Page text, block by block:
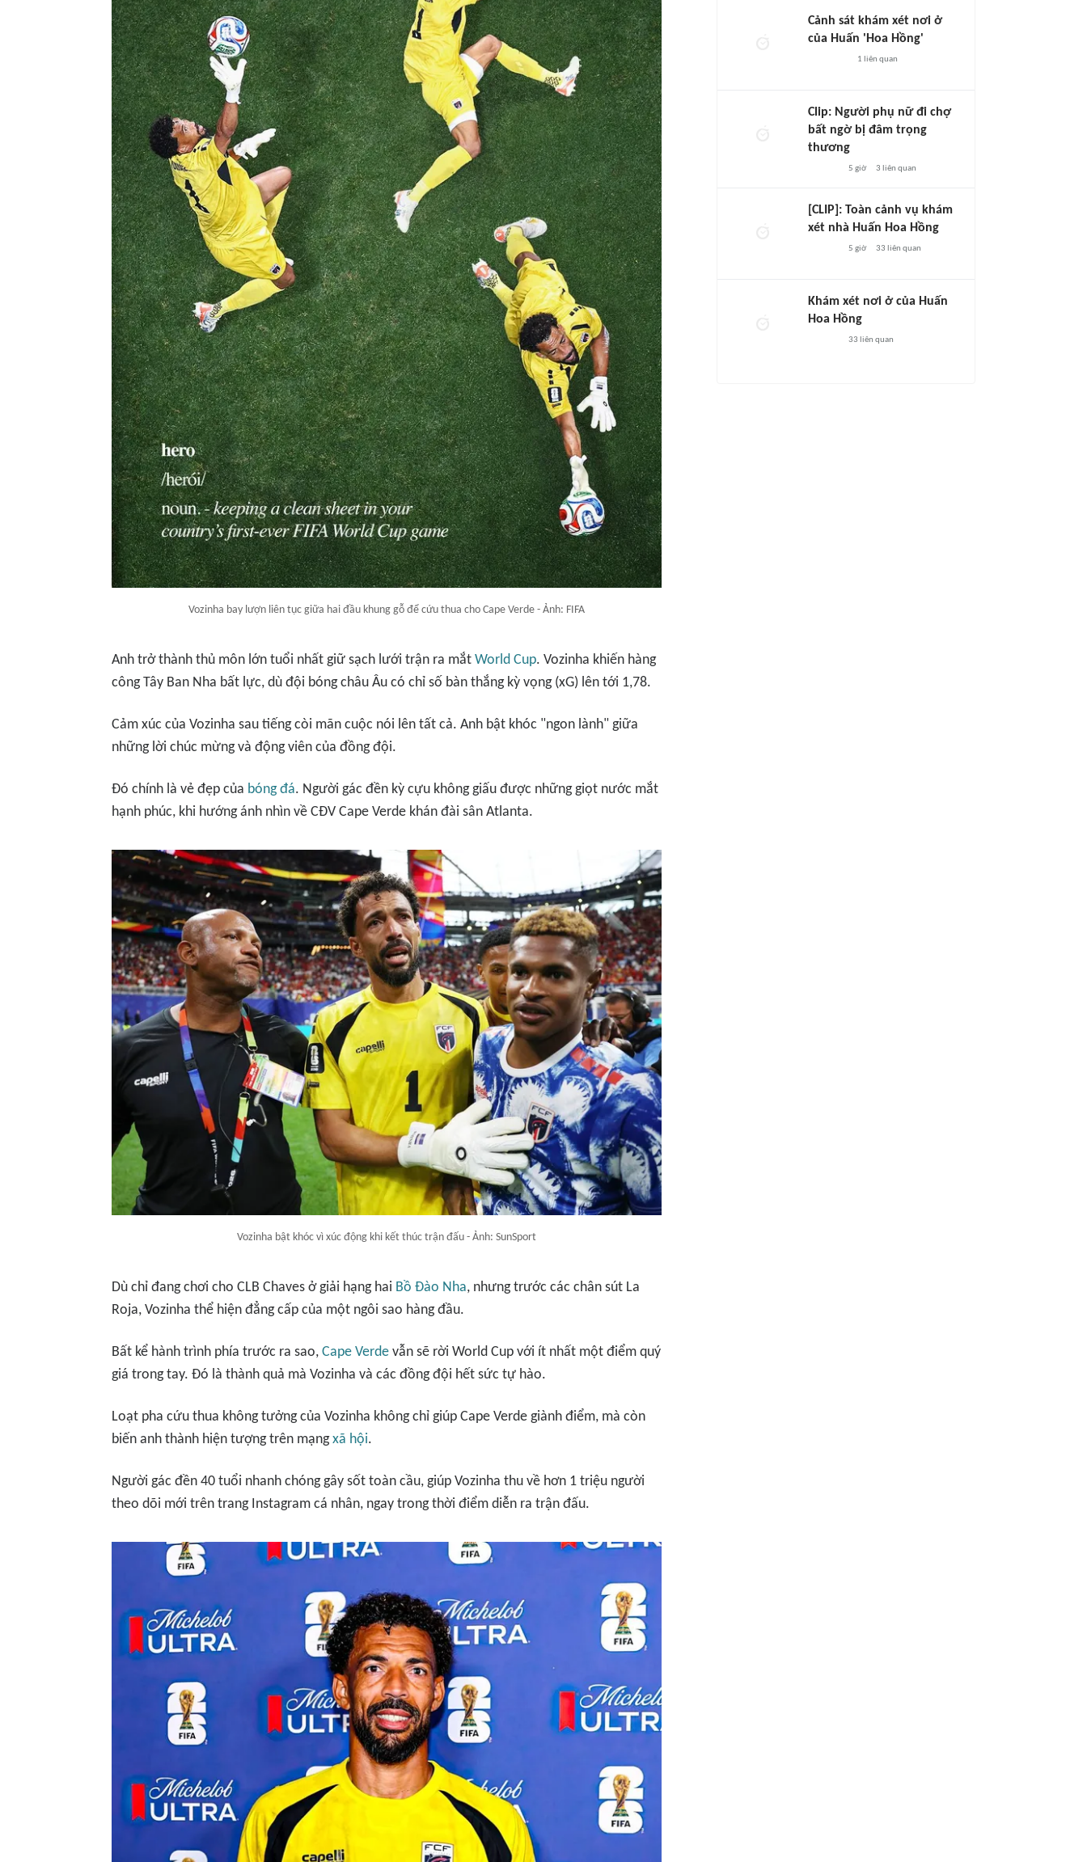
Vozinha bay lượn liên tục giữa hai đầu khung gỗ để cứu thua cho Cape Verde - Ảnh: FIFA
Anh trở thành thủ môn lớn tuổi nhất giữ sạch lưới trận ra mắt World Cup. Vozinha khiến hàng
công Tây Ban Nha bất lực, dù đội bóng châu Âu có chỉ số bàn thắng kỳ vọng (xG) lên tới 1,78.
Cảm xúc của Vozinha sau tiếng còi mãn cuộc nói lên tất cả. Anh bật khóc "ngon lành" giữa
những lời chúc mừng và động viên của đồng đội.
Đó chính là vẻ đẹp của bóng đá. Người gác đền kỳ cựu không giấu được những giọt nước mắt
hạnh phúc, khi hướng ánh nhìn về CĐV Cape Verde khán đài sân Atlanta.
Vozinha bật khóc vì xúc động khi kết thúc trận đấu - Ảnh: SunSport
Dù chỉ đang chơi cho CLB Chaves ở giải hạng hai Bồ Đào Nha, nhưng trước các chân sút La
Roja, Vozinha thể hiện đẳng cấp của một ngôi sao hàng đầu.
Bất kể hành trình phía trước ra sao, Cape Verde vẫn sẽ rời World Cup với ít nhất một điểm quý
giá trong tay. Đó là thành quả mà Vozinha và các đồng đội hết sức tự hào.
Loạt pha cứu thua không tưởng của Vozinha không chỉ giúp Cape Verde giành điểm, mà còn
biến anh thành hiện tượng trên mạngxã hội.
Người gác đền 40 tuổi nhanh chóng gây sốt toàn cầu, giúp Vozinha thu về hơn 1 triệu người
theo dõi mới trên trang Instagram cá nhân, ngay trong thời điểm diễn ra trận đấu.
Cảnh sát khám xét nơi ở
của Huấn 'Hoa Hồng'
1 liên quan
Clip: Người phụ nữ đi chợ
bất ngờ bị đâm trọng
thương
5 giờ 3 liên quan
[CLIP]: Toàn cảnh vụ khám
xét nhà Huấn Hoa Hồng
5 giờ 33 liên quan
Khám xét nơi ở của Huấn
Hoa Hồng
33 liên quan